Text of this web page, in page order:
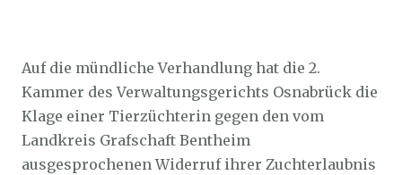
Auf die mündliche Verhandlung hat die 2.
Kammer des Verwaltungsgerichts Osnabrück die
Klage einer Tierzüchterin gegen den vom
Landkreis Grafschaft Bentheim
ausgesprochenen Widerruf ihrer Zuchterlaubnis